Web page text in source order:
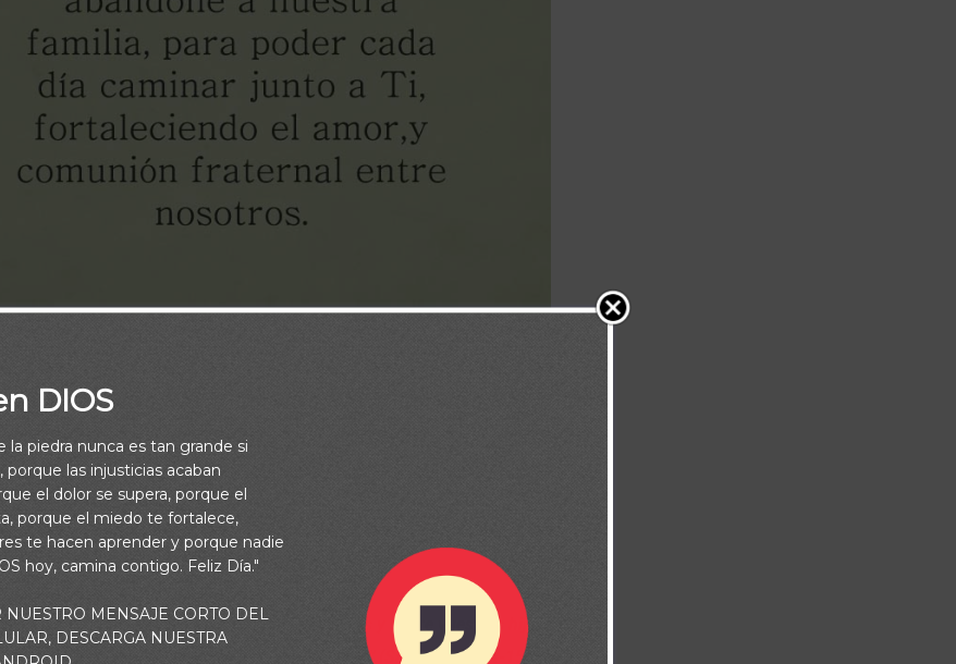
bendición sobre vosotros; Sobre vosotros y sobre vuestros hijos.
de Jehová, Que hizo los cielos y la tierra” (Salmos 115:14-15)
DIOS
la piedra nunca es tan grande si
porque las injusticias acaban
el dolor se supera, porque el
porque el miedo te fortalece,
te hacen aprender y porque nadie
hoy, camina contigo. Feliz Día."
NUESTRO MENSAJE CORTO DEL
DESCARGA NUESTRA